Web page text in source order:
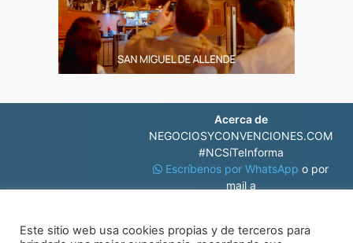
Acerca de
NEGOCIOSYCONVENCIONES.COM
#NCSíTeInforma
Escríbenos por WhatsAppo por
mail a
Este sitio web usa cookies propias y de terceros para